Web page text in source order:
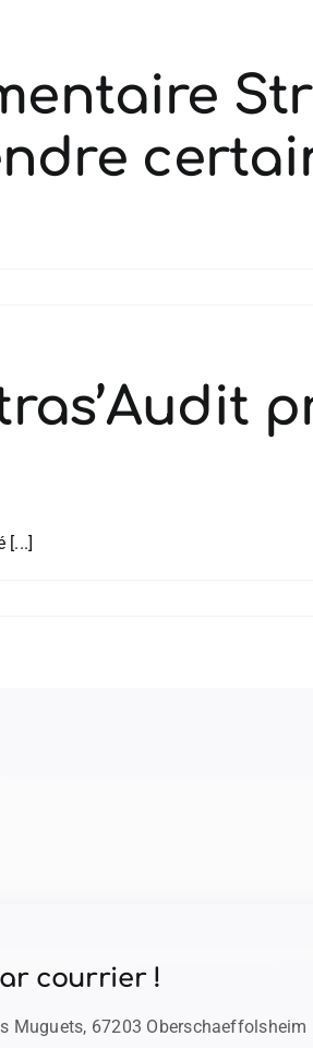
[...]
courrier !
Muguets, 67203 Oberschaeffolsheim